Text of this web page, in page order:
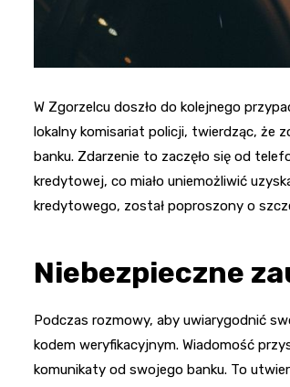
W Zgorzelcu doszło do kolejnego
lokalny komisariat policji, twierdząc, że
banku. Zdarzenie to zaczęło się od
kredytowej, co miało uniemożliwić
kredytowego, został poproszony o
Niebezpieczne
Podczas rozmowy, aby uwiarygodnić
kodem weryfikacyjnym. Wiadomość
komunikaty od swojego banku. To